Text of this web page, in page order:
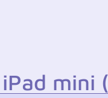
iPad mini